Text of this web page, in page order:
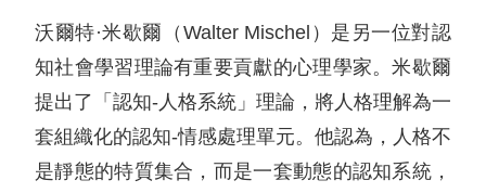
沃爾特·米歇爾（Walter Mischel）是另一位對認
知社會學習理論有重要貢獻的心理學家。米歇爾
提出了「認知-人格系統」理論，將人格理解為一
套組織化的認知-情感處理單元。他認為，人格不
是靜態的特質集合，而是一套動態的認知系統，